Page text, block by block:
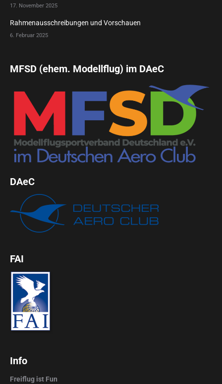
17. November 2025
Rahmenausschreibungen und Vorschauen
6. Februar 2025
MFSD (ehem. Modellflug) im DAeC
DAeC
FAI
Info
Freiflug ist Fun